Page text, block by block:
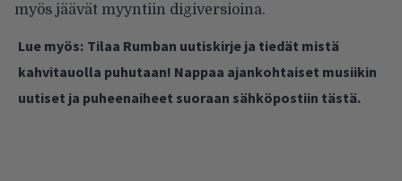
myös jäävät myyntiin digiversioina.
Lue myös: Tilaa Rumban uutiskirje ja tiedät mistä
kahvitauolla puhutaan! Nappaa ajankohtaiset musiikin
uutiset ja puheenaiheet suoraan sähköpostiin tästä.